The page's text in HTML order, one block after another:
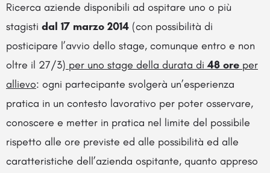
Ricerca aziende disponibili ad ospitare uno o più
stagisti dal 17 marzo 2014 (con possibilità di
posticipare l’avvio dello stage, comunque entro e non
oltre il 27/3) per uno stage della durata di 48 ore per
allievo: ogni partecipante svolgerà un’esperienza
pratica in un contesto lavorativo per poter osservare,
conoscere e metter in pratica nel limite del possibile
rispetto alle ore previste ed alle possibilità ed alle
caratteristiche dell’azienda ospitante, quanto appreso